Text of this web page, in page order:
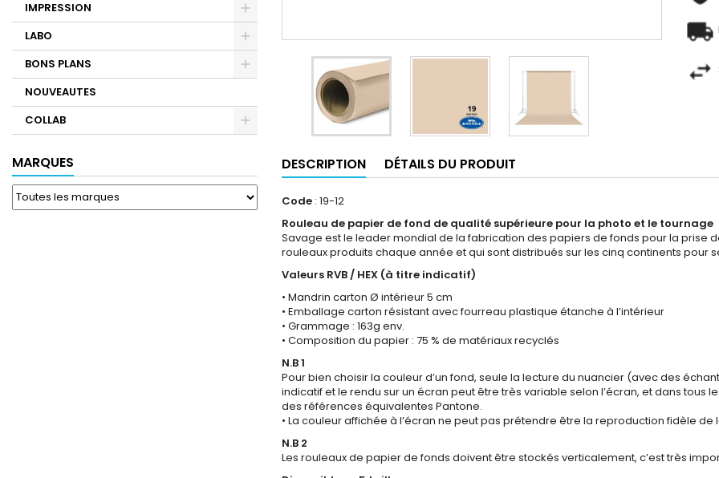
IMPRESSION
LABO
BONS PLANS
NOUVEAUTES
COLLAB
MARQUES DESCRIPTION DÉTAILS DU PRODUIT
Code : 19-12
Rouleau de papier de fond de qualité supérieure pour la photo et le tournage
Savage est le leader mondial de la fabrication des papiers de fonds pour la prise
rouleaux produits chaque année et qui sont distribués sur les cinq continents pour
Valeurs RVB / HEX (à titre indicatif)
• Mandrin carton Ø intérieur 5 cm
• Emballage carton résistant avec fourreau plastique étanche à l’intérieur
• Grammage : 163g env.
• Composition du papier : 75 % de matériaux recyclés
N.B 1
Pour bien choisir la couleur d’un fond, seule la lecture du nuancier (avec des
indicatif et le rendu sur un écran peut être très variable selon l’écran, et dans tous
des références équivalentes Pantone.
• La couleur affichée à l’écran ne peut pas prétendre être la reproduction fidèle
N.B 2
Les rouleaux de papier de fonds doivent être stockés verticalement, c’est très